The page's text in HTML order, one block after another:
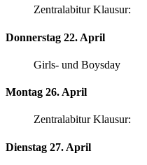
Zentralabitur Klausur:
Donnerstag 22. April
Girls- und Boysday
Montag 26. April
Zentralabitur Klausur:
Dienstag 27. April